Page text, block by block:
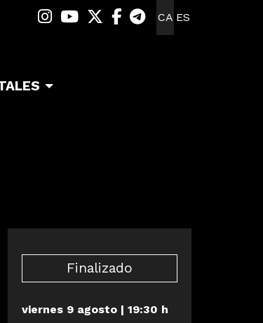
CA ES
Link a instagram
Link a youtube
Link a twitter
Link a facebook
Link a
Finalizado
viernes 9 agosto| 19:30 h